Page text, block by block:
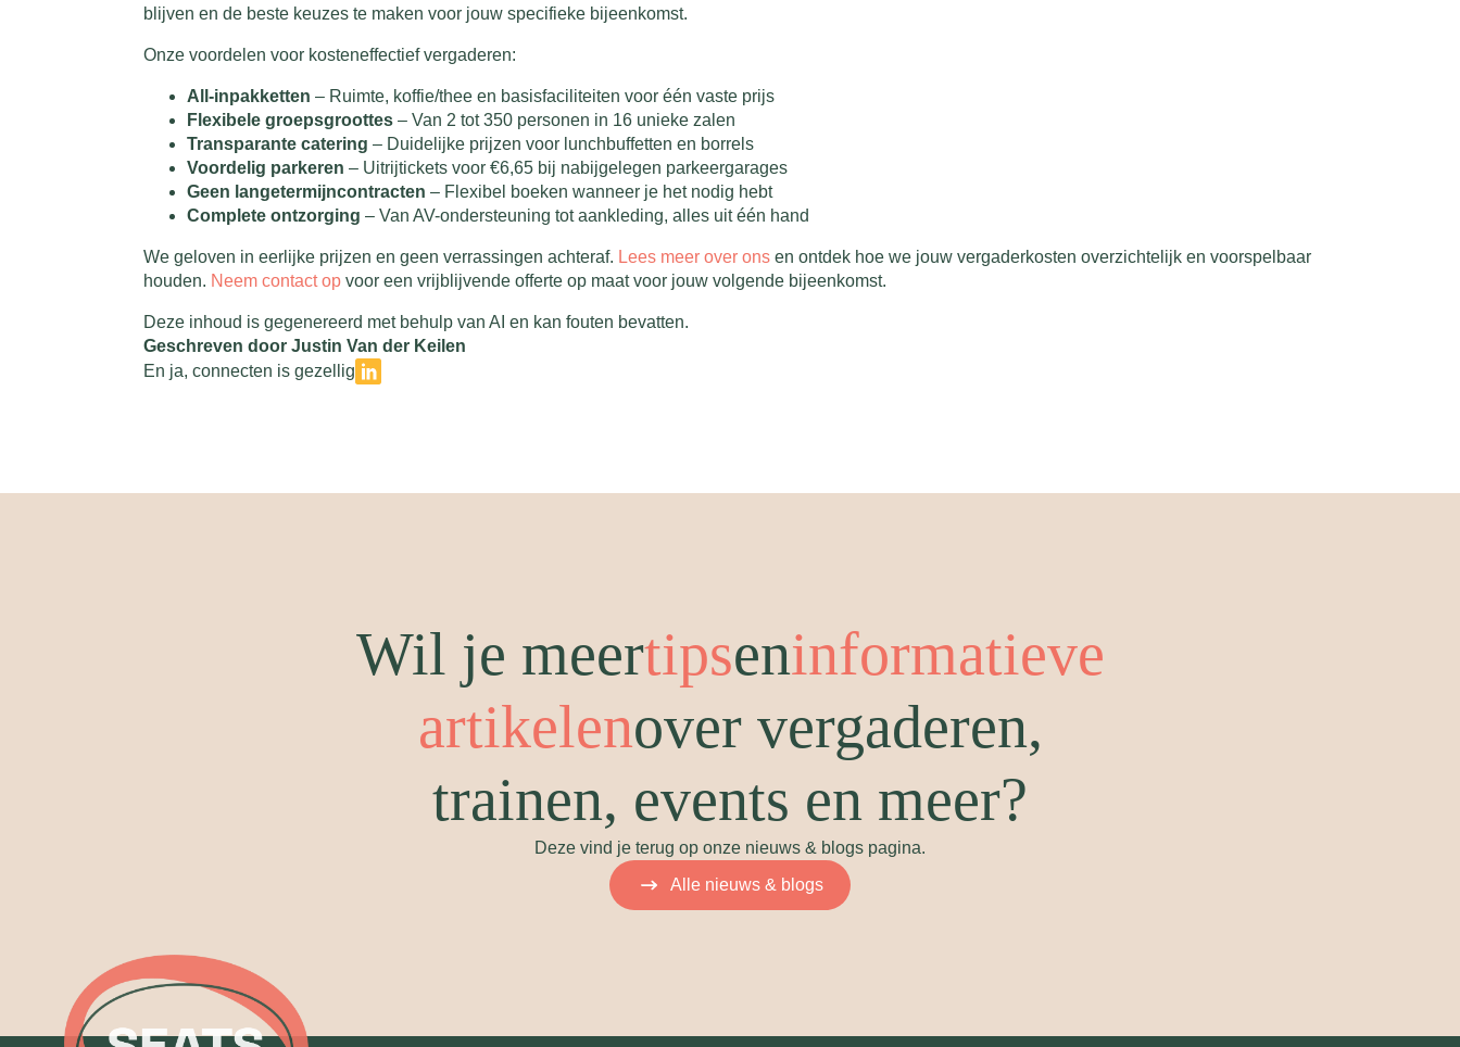
blijven en de beste keuzes te maken voor jouw specifieke bijeenkomst.
Onze voordelen voor kosteneffectief vergaderen:
All-inpakketten – Ruimte, koffie/thee en basisfaciliteiten voor één vaste prijs
Flexibele groepsgroottes – Van 2 tot 350 personen in 16 unieke zalen
Transparante catering – Duidelijke prijzen voor lunchbuffetten en borrels
Voordelig parkeren – Uitrijtickets voor €6,65 bij nabijgelegen parkeergarages
Geen langetermijncontracten – Flexibel boeken wanneer je het nodig hebt
Complete ontzorging – Van AV-ondersteuning tot aankleding, alles uit één hand
We geloven in eerlijke prijzen en geen verrassingen achteraf. Lees meer over ons en ontdek hoe we jouw vergaderkosten overzichtelijk en voorspelbaar
houden. Neem contact op voor een vrijblijvende offerte op maat voor jouw volgende bijeenkomst.
Deze inhoud is gegenereerd met behulp van AI en kan fouten bevatten.
Geschreven door Justin Van der Keilen
En ja, connecten is gezellig
Wil je meertipseninformatieve
artikelenover vergaderen,
trainen, events en meer?
Deze vind je terug op onze nieuws & blogs pagina.
Alle nieuws & blogs